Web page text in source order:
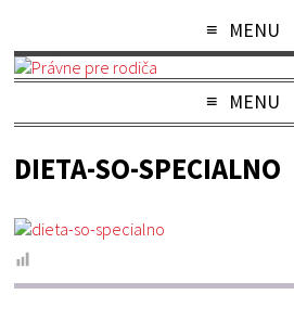
MENU
MENU
DIETA-SO-SPECIALNO